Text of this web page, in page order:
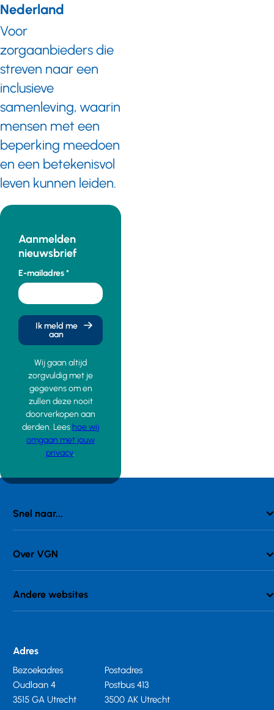
Nederland
Voor
zorgaanbieders die
streven naar een
inclusieve
samenleving, waarin
mensen met een
beperking meedoen
en een betekenisvol
leven kunnen leiden.
Aanmelden
nieuwsbrief
E-mailadres
Ik meld me
aan
Wij gaan altijd
zorgvuldig met je
gegevens om en
zullen deze nooit
doorverkopen aan
derden. Lees hoe wij
omgaan met jouw
privacy.
Snel naar...
Over VGN
Andere websites
Adres
Bezoekadres
Oudlaan 4
3515 GA Utrecht
Postadres
Postbus 413
3500 AK Utrecht